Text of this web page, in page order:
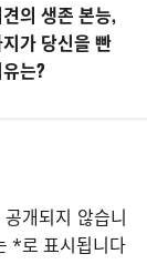
의 생존 본능,
가 당신을 빤
는?
개되지 않습니
*로 표시됩니다